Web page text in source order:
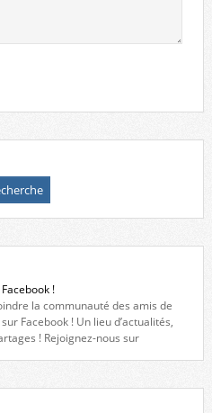
!
la communauté des amis de
Facebook ! Un lieu d’actualités,
! Rejoignez-nous sur